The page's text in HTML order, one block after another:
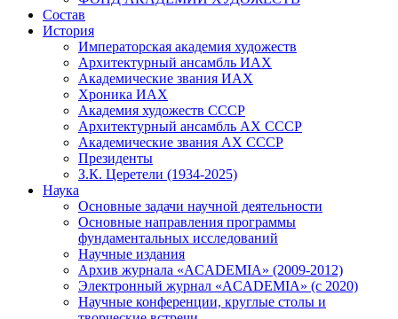
Состав
История
Императорская академия художеств
Архитектурный ансамбль ИАХ
Академические звания ИАХ
Хроника ИАХ
Академия художеств СССР
Архитектурный ансамбль АХ СССР
Академические звания АХ СССР
Президенты
З.К. Церетели (1934-2025)
Наука
Основные задачи научной деятельности
Основные направления программы
фундаментальных исследований
Научные издания
Архив журнала «ACADEMIA» (2009-2012)
Электронный журнал «ACADEMIA» (с 2020)
Научные конференции, круглые столы и